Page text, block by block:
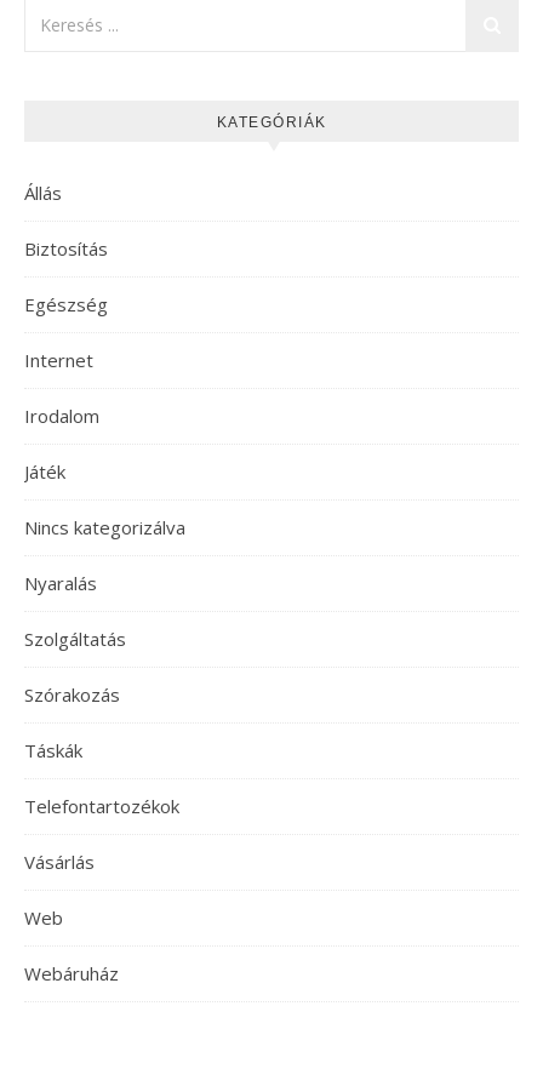
KATEGÓRIÁK
Állás
Biztosítás
Egészség
Internet
Irodalom
Játék
Nincs kategorizálva
Nyaralás
Szolgáltatás
Szórakozás
Táskák
Telefontartozékok
Vásárlás
Web
Webáruház